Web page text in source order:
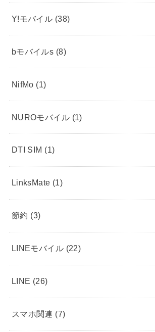
Y!モバイル (38)
bモバイルs (8)
NifMo (1)
NUROモバイル (1)
DTI SIM (1)
LinksMate (1)
節約 (3)
LINEモバイル (22)
LINE (26)
スマホ関連 (7)